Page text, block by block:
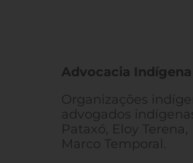
Advocacia Indígena
Organizações
advogados
Pataxó, Eloy
Marco Temporal.